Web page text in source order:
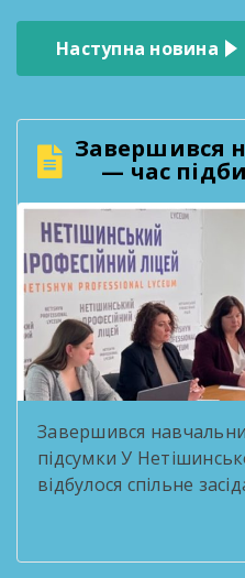
Наступна новина
Завершився
— час
Завершився
підсумки У
відбулося спільне
2025/2026 навчальний
поділилися